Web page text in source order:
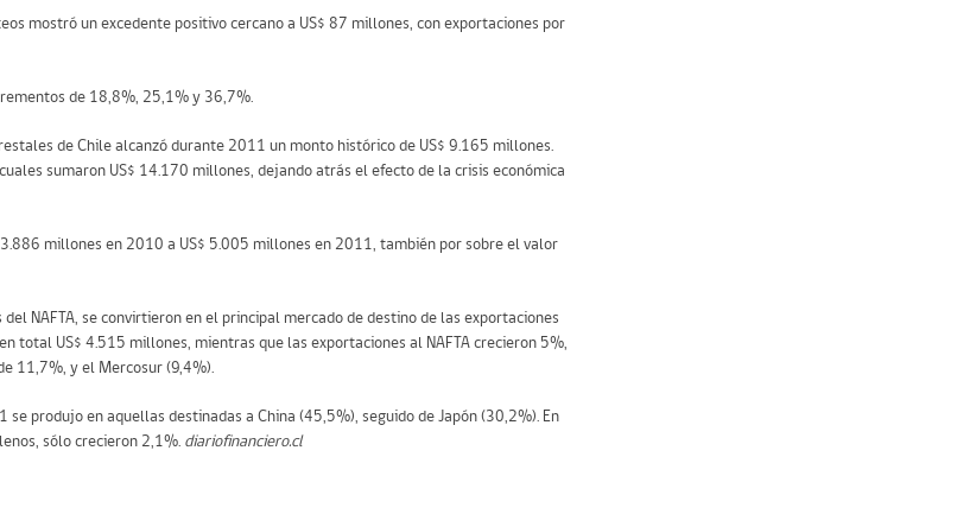
mostró un excedente positivo cercano a US$ 87 millones, con exportaciones por
de 18,8%, 25,1% y 36,7%.
de Chile alcanzó durante 2011 un monto histórico de US$ 9.165 millones.
sumaron US$ 14.170 millones, dejando atrás el efecto de la crisis económica
millones en 2010 a US$ 5.005 millones en 2011, también por sobre el valor
NAFTA, se convirtieron en el principal mercado de destino de las exportaciones
US$ 4.515 millones, mientras que las exportaciones al NAFTA crecieron 5%,
11,7%, y el Mercosur (9,4%).
produjo en aquellas destinadas a China (45,5%), seguido de Japón (30,2%). En
sólo crecieron 2,1%. diariofinanciero.cl